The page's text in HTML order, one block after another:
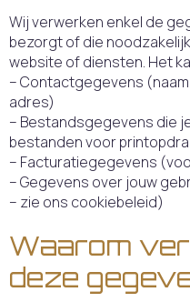
Wij verwerken enkel de
bezorgt of die
website of diensten. Het
– Contactgegevens
adres)
– Bestandsgegevens die
bestanden voor
– Facturatiegegevens
– Gegevens over jouw
– zie ons cookiebeleid)
Waarom
deze